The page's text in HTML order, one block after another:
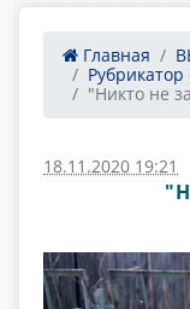
Главная
"Никто не
18.11.2020 19:21